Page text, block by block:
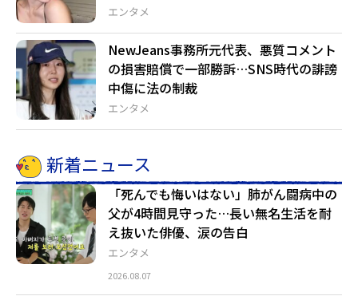
エンタメ
エンタメ
NewJeans事務所元代表、悪質コメント
の損害賠償で一部勝訴…SNS時代の誹謗
中傷に法の制裁
新着ニュース
エンタメ
「死んでも悔いはない」肺がん闘病中の
父が4時間見守った…長い無名生活を耐
え抜いた俳優、涙の告白
2026.08.07